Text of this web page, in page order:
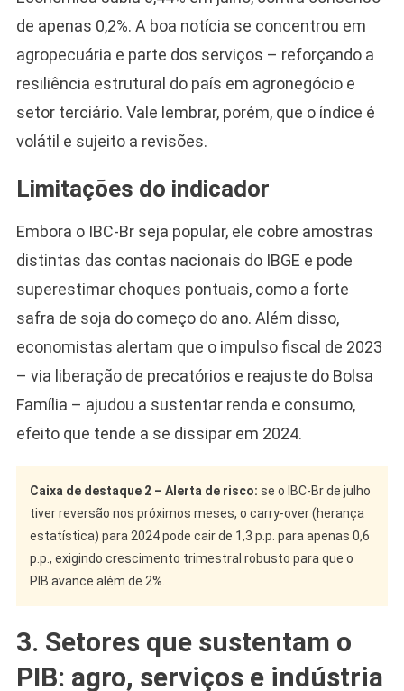
de apenas 0,2%. A boa notícia se concentrou em
agropecuária e parte dos serviços – reforçando a
resiliência estrutural do país em agronegócio e
setor terciário. Vale lembrar, porém, que o índice é
volátil e sujeito a revisões.
Limitações do indicador
Embora o IBC-Br seja popular, ele cobre amostras
distintas das contas nacionais do IBGE e pode
superestimar choques pontuais, como a forte
safra de soja do começo do ano. Além disso,
economistas alertam que o impulso fiscal de 2023
– via liberação de precatórios e reajuste do Bolsa
Família – ajudou a sustentar renda e consumo,
efeito que tende a se dissipar em 2024.
Caixa de destaque 2 – Alerta de risco: se o IBC-Br de julho
tiver reversão nos próximos meses, o carry-over (herança
estatística) para 2024 pode cair de 1,3 p.p. para apenas 0,6
p.p., exigindo crescimento trimestral robusto para que o
PIB avance além de 2%.
3. Setores que sustentam o
PIB: agro, serviços e indústria